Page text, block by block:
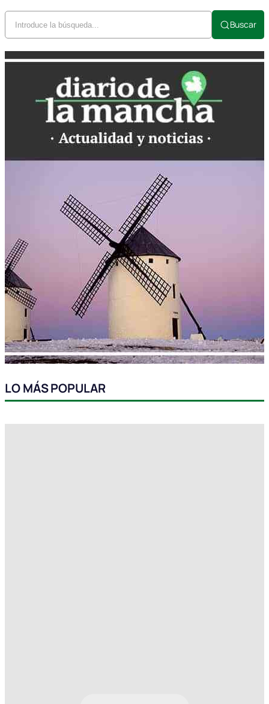
Buscar
LO MÁS POPULAR